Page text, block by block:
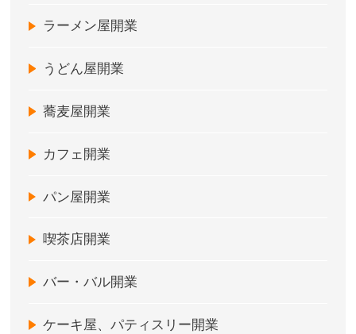
ラーメン屋開業
うどん屋開業
蕎麦屋開業
カフェ開業
パン屋開業
喫茶店開業
バー・バル開業
ケーキ屋、パティスリー開業